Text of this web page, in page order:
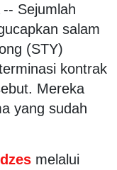
Sejumlah
salam
(STY)
kontrak
Mereka
yang sudah
melalui